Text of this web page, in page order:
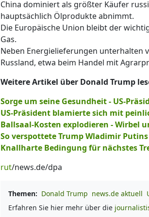
China dominiert als größter Käufer
hauptsächlich Ölprodukte abnimmt.
Die Europäische Union bleibt der
Gas.
Neben Energielieferungen unterhalten
Russland, etwa beim Handel mit
Weitere Artikel über Donald Trump
Sorge um seine Gesundheit - US-
US-Präsident blamierte sich mit
Ballsaal-Kosten explodieren - Wirbel
So verspottete Trump Wladimir
Knallharte Bedingung für nächstes
rut/news.de/dpa
Themen: Donald Trump news.de aktuell
Erfahren Sie hier mehr über die